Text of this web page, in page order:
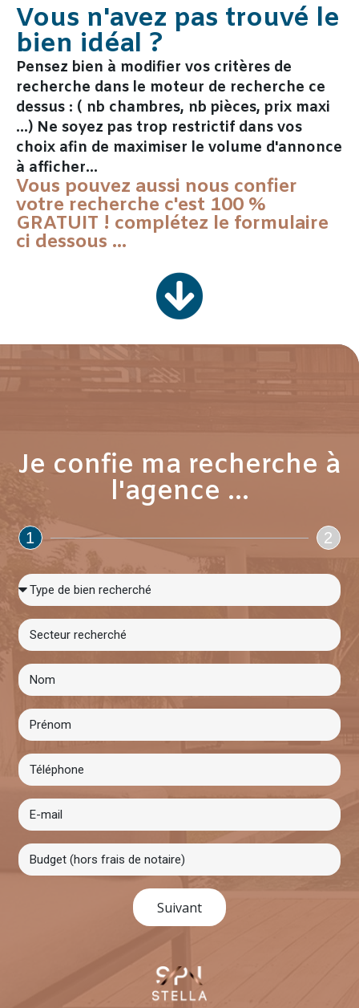
Vous n'avez pas trouvé le
bien idéal ?
Pensez bien à modifier vos critères de
recherche dans le moteur de recherche ce
dessus : ( nb chambres, nb pièces, prix maxi
...) Ne soyez pas trop restrictif dans vos
choix afin de maximiser le volume d'annonce
à afficher…
Vous pouvez aussi nous confier
votre recherche c'est 100 %
GRATUIT ! complétez le formulaire
ci dessous ...
Je confie ma recherche à
l'agence ...
1 2
Suivant